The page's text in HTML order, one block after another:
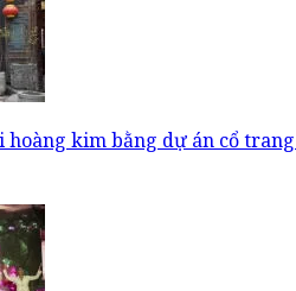
kim bằng dự án cổ trang